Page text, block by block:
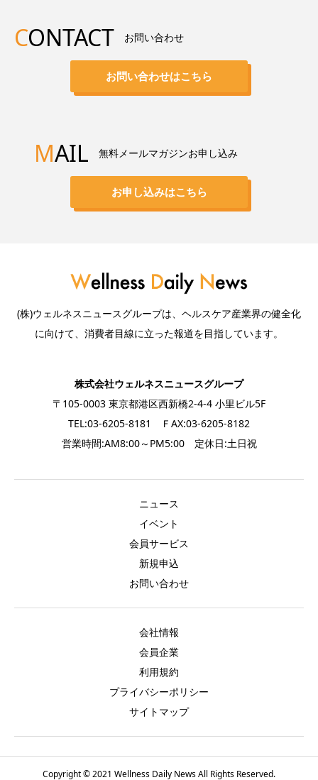
CONTACT お問い合わせ
お問い合わせはこちら
MAIL 無料メールマガジンお申し込み
お申し込みはこちら
(株)ウェルネスニュースグループは、ヘルスケア産業界の健全化
に向けて、消費者目線に立った報道を目指しています。
株式会社ウェルネスニュースグループ
〒105-0003 東京都港区西新橋2-4-4 小里ビル5F
TEL:03-6205-8181 ＦAX:03-6205-8182
営業時間:AM8:00～PM5:00 定休日:土日祝
ニュース
イベント
会員サービス
新規申込
お問い合わせ
会社情報
会員企業
利用規約
プライバシーポリシー
サイトマップ
Copyright © 2021 Wellness Daily News All Rights Reserved.